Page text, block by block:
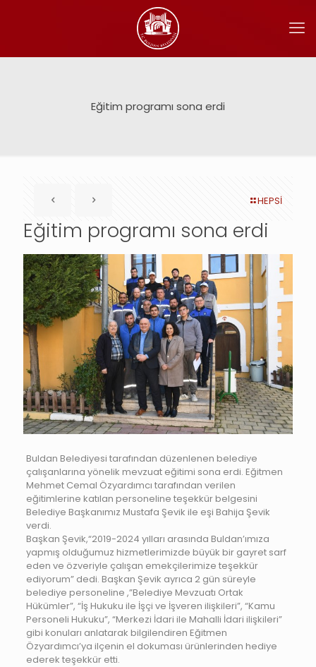
Eğitim programı sona erdi
HEPSİ
Eğitim programı sona erdi
Buldan Belediyesi tarafından düzenlenen belediye
çalışanlarına yönelik mevzuat eğitimi sona erdi. Eğitmen
Mehmet Cemal Özyardımcı tarafından verilen
eğitimlerine katılan personeline teşekkür belgesini
Belediye Başkanımız Mustafa Şevik ile eşi Bahija Şevik
verdi.
Başkan Şevik,“2019-2024 yılları arasında Buldan’ımıza
yapmış olduğumuz hizmetlerimizde büyük bir gayret sarf
eden ve özveriyle çalışan emekçilerimize teşekkür
ediyorum” dedi. Başkan Şevik ayrıca 2 gün süreyle
belediye personeline ,”Belediye Mevzuatı Ortak
Hükümler”, “İş Hukuku ile İşçi ve İşveren ilişkileri”, “Kamu
Personeli Hukuku”, “Merkezi İdari ile Mahalli İdari ilişkileri”
gibi konuları anlatarak bilgilendiren Eğitmen
Özyardımcı’ya ilçenin el dokuması ürünlerinden hediye
ederek teşekkür etti.